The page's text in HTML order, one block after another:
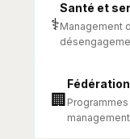
⚕️
Santé et
Management
🏢